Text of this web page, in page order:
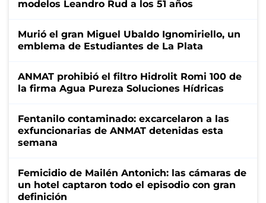
modelos Leandro Rud a los 51 años
Murió el gran Miguel Ubaldo Ignomiriello, un
emblema de Estudiantes de La Plata
ANMAT prohibió el filtro Hidrolit Romi 100 de
la firma Agua Pureza Soluciones Hídricas
Fentanilo contaminado: excarcelaron a las
exfuncionarias de ANMAT detenidas esta
semana
Femicidio de Mailén Antonich: las cámaras de
un hotel captaron todo el episodio con gran
definición